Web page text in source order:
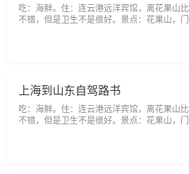
吃：海鲜。住：连云港远洋宾馆，离花果山
不错，但是卫生不是很好。景点：花果山，
国文明风景旅游区示范点。景区面积84.3平
上海到山东自驾路书
吃：海鲜。住：连云港远洋宾馆，离花果山
不错，但是卫生不是很好。景点：花果山，
国文明风景旅游区示范点。景区面积84.3平